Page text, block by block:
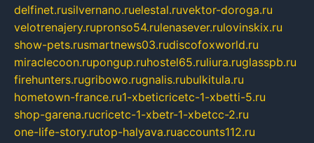
delfinet.rusilvernano.ruelestal.ruvektor-doroga.ru
velotrenajery.rupronso54.rulenasever.rulovinskix.ru
show-pets.rusmartnews03.rudiscofoxworld.ru
miraclecoon.rupongup.ruhostel65.ruliura.ruglasspb.ru
firehunters.rugribowo.rugnalis.rubulkitula.ru
hometown-france.ru1-xbeticricetc-1-xbetti-5.ru
shop-garena.rucricetc-1-xbetr-1-xbetcc-2.ru
one-life-story.rutop-halyava.ruaccounts112.ru